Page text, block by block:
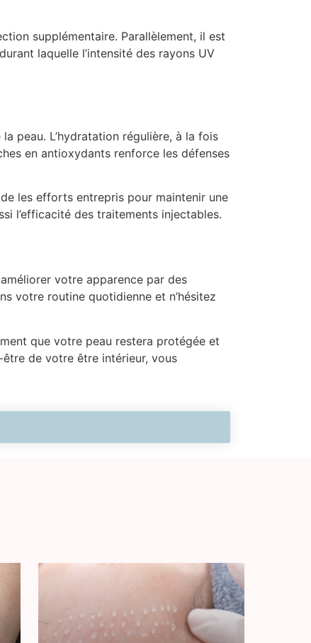
supplémentaire. Parallèlement, il est
laquelle l’intensité des rayons UV
peau. L’hydratation régulière, à la fois
en antioxydants renforce les défenses
les efforts entrepris pour maintenir une
l’efficacité des traitements injectables.
votre apparence par des
votre routine quotidienne et n’hésitez
que votre peau restera protégée et
être de votre être intérieur, vous